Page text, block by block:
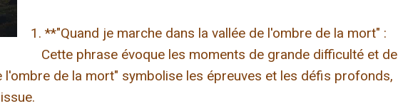
1. **"Quand je marche dans la vallée de l'ombre de la mort" :
Cette phrase évoque les moments de grande difficulté et de
l'ombre de la mort" symbolise les épreuves et les défis profonds,